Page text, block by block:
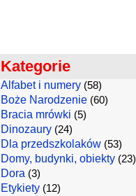
Kategorie
Alfabet i numery(58)
Boże Narodzenie(60)
Bracia mrówki (5)
Dinozaury(24)
Dla przedszkolaków(53)
Domy, budynki, obiekty(23)
Dora (3)
Etykiety(12)